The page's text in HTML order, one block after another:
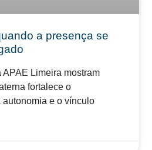
a presença se
Limeira mostram
fortalece o
e o vínculo